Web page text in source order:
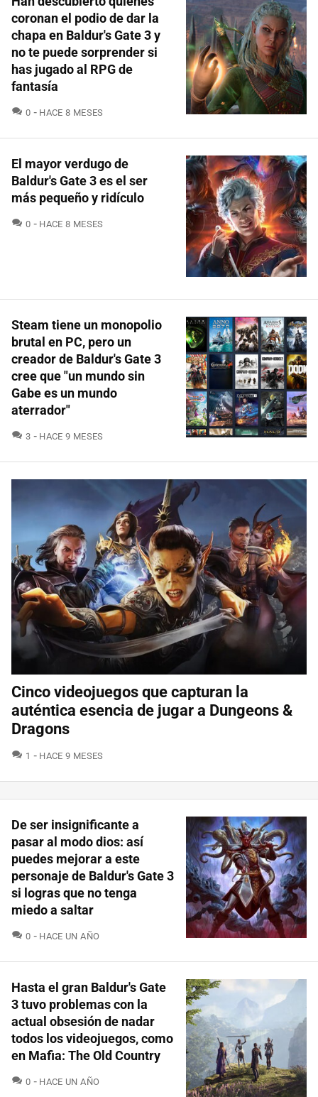
coronan el podio de dar la
chapa en Baldur's Gate 3 y
no te puede sorprender si
has jugado al RPG de
fantasía
0 COMENTARIOS
HACE 8 MESES
El mayor verdugo de
Baldur's Gate 3 es el ser
más pequeño y ridículo
0 COMENTARIOS
HACE 8 MESES
Steam tiene un monopolio
brutal en PC, pero un
creador de Baldur's Gate 3
cree que "un mundo sin
Gabe es un mundo
aterrador"
3 COMENTARIOS
HACE 9 MESES
Cinco videojuegos que capturan la
auténtica esencia de jugar a Dungeons &
Dragons
1 COMENTARIOS
HACE 9 MESES
De ser insignificante a
pasar al modo dios: así
puedes mejorar a este
personaje de Baldur's Gate 3
si logras que no tenga
miedo a saltar
0 COMENTARIOS
HACE UN AÑO
Hasta el gran Baldur's Gate
3 tuvo problemas con la
actual obsesión de nadar
todos los videojuegos, como
en Mafia: The Old Country
0 COMENTARIOS
HACE UN AÑO